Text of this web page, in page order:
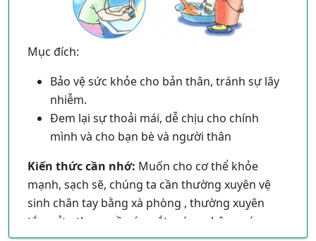
Mục đích:
Bảo vệ sức khỏe cho bản thân, tránh sự lây
nhiễm.
Đem lại sự thoải mái, dễ chịu cho chính
mình và cho bạn bè và người thân
Kiến thức cần nhớ: Muốn cho cơ thể khỏe
mạnh, sạch sẽ, chúng ta cần thường xuyên vệ
sinh chân tay bằng xà phòng , thường xuyên
tắm rửa, thay quần áo, cắt móng chân, móng